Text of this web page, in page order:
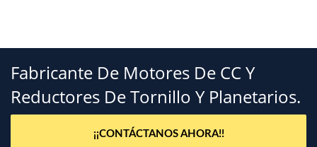
Fabricante De Motores De CC Y
Reductores De Tornillo Y Planetarios.
¡¡CONTÁCTANOS AHORA!!